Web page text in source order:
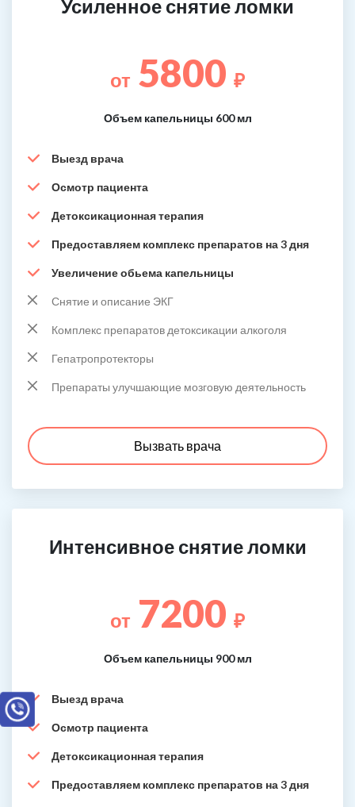
Усиленное снятие ломки
от 5800 ₽
Объем капельницы 600 мл
Выезд врача
Осмотр пациента
Детоксикационная терапия
Предоставляем комплекс препаратов на 3 дня
Увеличение обьема капельницы
Снятие и описание ЭКГ
Комплекс препаратов детоксикации алкоголя
Гепатропротекторы
Препараты улучшающие мозговую деятельность
Вызвать врача
Интенсивное снятие ломки
от 7200 ₽
Объем капельницы 900 мл
Выезд врача
Осмотр пациента
Детоксикационная терапия
Предоставляем комплекс препаратов на 3 дня